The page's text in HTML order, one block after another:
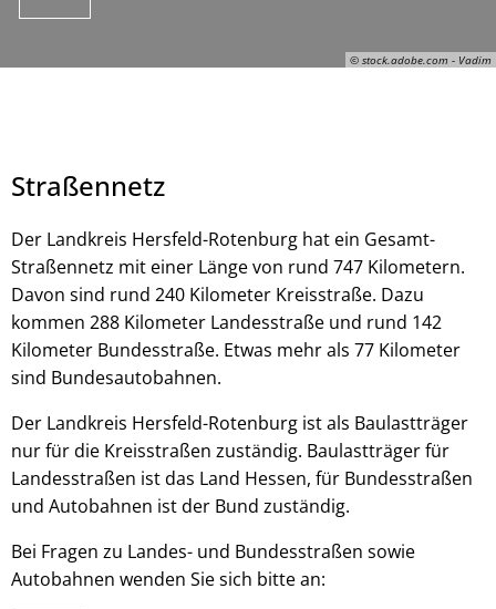
© stock.adobe.com - Vadim
© stock.adobe.com - Vadim
Straßennetz
Der Landkreis Hersfeld-Rotenburg hat ein Gesamt-
Straßennetz mit einer Länge von rund 747 Kilometern.
Davon sind rund 240 Kilometer Kreisstraße. Dazu
kommen 288 Kilometer Landesstraße und rund 142
Kilometer Bundesstraße. Etwas mehr als 77 Kilometer
sind Bundesautobahnen.
Der Landkreis Hersfeld-Rotenburg ist als Baulastträger
nur für die Kreisstraßen zuständig. Baulastträger für
Landesstraßen ist das Land Hessen, für Bundesstraßen
und Autobahnen ist der Bund zuständig.
Bei Fragen zu Landes- und Bundesstraßen sowie
Autobahnen wenden Sie sich bitte an: